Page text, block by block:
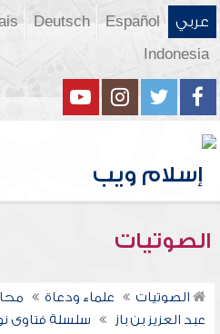
عربي Español
Deutsch
Indonesia
الصوتيات
الصوتيات علماء ودعاة
عبد العزيز بن باز
سلسلة فتاوى